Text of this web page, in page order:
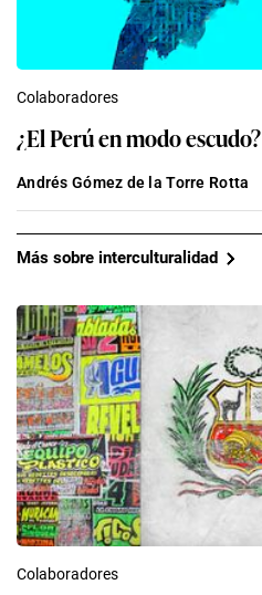
Colaboradores
¿El Perú en modo escudo?
Andrés Gómez de la Torre Rotta
Más sobre interculturalidad
Colaboradores